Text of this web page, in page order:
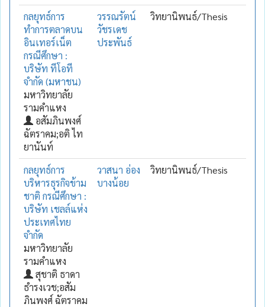
กลยุทธ์การ
ทำการตลาดบน
อินเทอร์เน็ต
กรณีศึกษา :
บริษัท ทีโอที
จำกัด (มหาชน)
มหาวิทยาลัย
รามคำแหง
อสัมภินพงศ์
ฉัตราคม;อติ ไท
ยานันท์
วรรณรัตน์
วัชรเดช
ประพันธ์
วิทยานิพนธ์/Thesis
กลยุทธ์การ
บริหารธุรกิจข้าม
ชาติ กรณีศึกษา :
บริษัท เชลล์แห่ง
ประเทศไทย
จำกัด
มหาวิทยาลัย
รามคำแหง
สุชาติ ธาดา
ธำรงเวช;อสัม
ภินพงศ์ ฉัตราคม
วาสนา อ่อง
บางน้อย
วิทยานิพนธ์/Thesis